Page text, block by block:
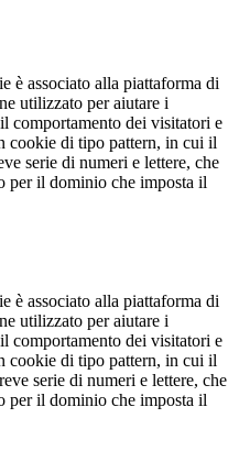
è associato alla piattaforma di
utilizzato per aiutare i
comportamento dei visitatori e
cookie di tipo pattern, in cui il
serie di numeri e lettere, che
per il dominio che imposta il
è associato alla piattaforma di
utilizzato per aiutare i
comportamento dei visitatori e
cookie di tipo pattern, in cui il
serie di numeri e lettere, che
per il dominio che imposta il